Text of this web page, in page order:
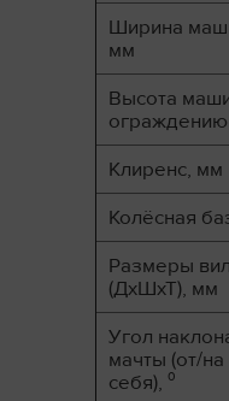
Ширина
мм
Высота
Клиренс, мм
Колёсная
Размеры вил
(ДхШхТ), мм
Угол
мачты (от/на
себя), ⁰